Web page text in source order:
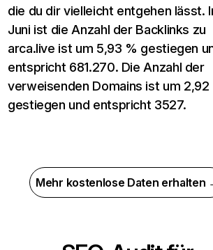
die du dir vielleicht entgehen lässt.
Juni ist die Anzahl der Backlinks zu
arca.live ist um 5,93 % gestiegen
entspricht 681.270. Die Anzahl der
verweisenden Domains ist um 2,92
gestiegen und entspricht 3527.
Mehr kostenlose Daten erhalten